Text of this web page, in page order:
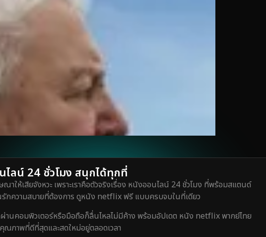
ลน์ 24 ชั่วโมง สนุกได้ทุกที่
ห้เสียจังหวะ เพราะเราคือตัวจริงเรื่อง หนังออนไลน์ 24 ชั่วโมง ที่พร้อมสแตนด์
กความสบายที่ต้องการ ดูหนัง netflix ฟรี แบบครบจบในที่เดียว
านคอมพิวเตอร์หรือมือถือก็ลื่นไหลไม่มีค้าง พร้อมอัปเดต หนัง netflix พากย์ไทย
ภาพที่ดีที่สุดและสดใหม่อยู่ตลอดเวลา